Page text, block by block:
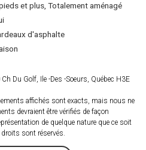
et plus, Totalement aménagé
d'asphalte
Du Golf, Ile -Des -Soeurs, Québec H3E
affichés sont exacts, mais nous ne
devraient être vérifiés de façon
de quelque nature que ce soit
sont réservés.